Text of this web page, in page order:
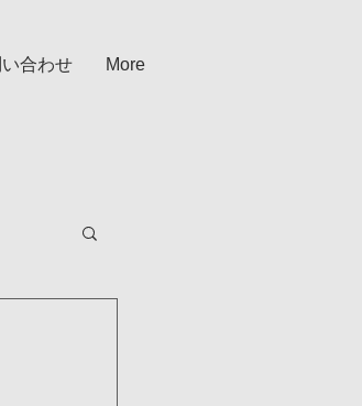
合わせ More